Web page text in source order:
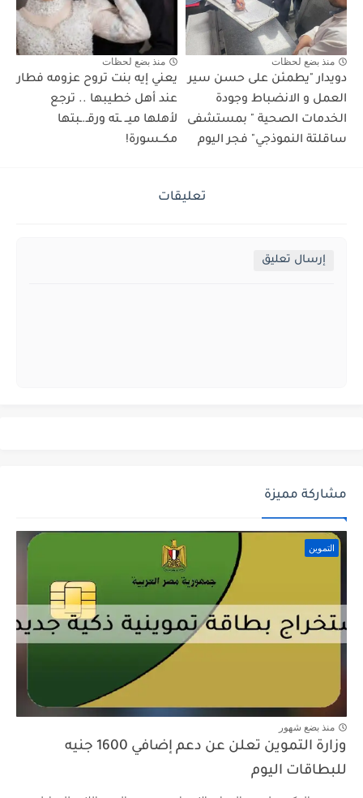
منذ بضع لحظات
دويدار "يطمئن على حسن سير
العمل و الانضباط وجودة
الخدمات الصحية " بمستشفى
ساقلتة النموذجي" فجر اليوم
منذ بضع لحظات
يعني إيه بنت تروح عزومه فطار
عند أهل خطيبها .. ترجع
لأهلها ميــ ـته ورقـ.ـبتها
مكــسورة!
تعليقات
إرسال تعليق
مشاركة مميزة
التموين
منذ بضع شهور
وزارة التموين تعلن عن دعم إضافي 1600 جنيه
للبطاقات اليوم